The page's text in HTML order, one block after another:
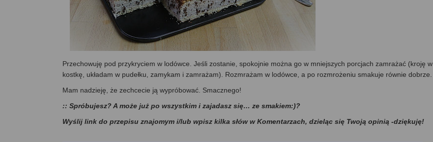
Przechowuję pod przykryciem w lodówce. Jeśli zostanie, spokojnie można go w mniejszych porcjach zamrażać (kroję w
kostkę, układam w pudełku, zamykam i zamrażam). Rozmrażam w lodówce, a po rozmrożeniu smakuje równie dobrze.
Mam nadzieję, że zechcecie ją wypróbować. Smacznego!
:: Spróbujesz? A może już po wszystkim i zajadasz się… ze smakiem:)?
Wyślij link do przepisu znajomym i/lub wpisz kilka słów w Komentarzach, dzieląc się Twoją opinią -dziękuję!